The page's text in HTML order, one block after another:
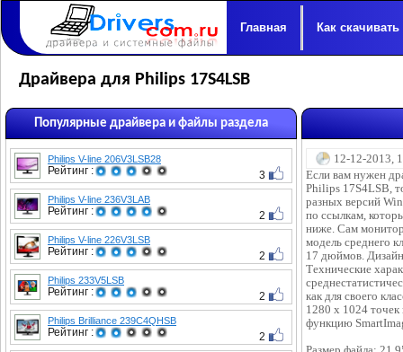
Главная Как скачивать
Драйвера для Philips 17S4LSB
Популярные драйвера и файлы раздела
Philips V-line 206V3LSB28
Рейтинг : 3
Philips V-line 236V3LAB
Рейтинг : 2
Philips V-line 226V3LSB
Рейтинг : 2
Philips 233V5LSB
Рейтинг : 2
Philips Brilliance 239C4QHSB
Рейтинг : 2
12-12-2013,
Если вам нужен
Philips 17S4LSB,
разных версий
по ссылкам,
ниже. Сам монитор
модель среднего
17 дюймов.
Технические
как для своего
1280 х 1024
функцию